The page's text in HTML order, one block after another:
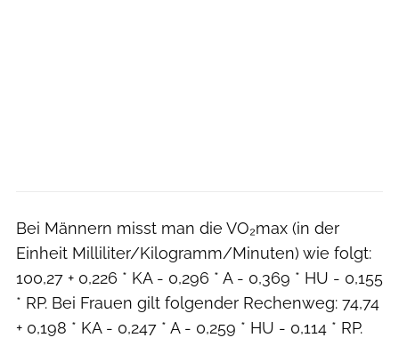
Bei Männern misst man die VO₂max (in der
Einheit Milliliter/Kilogramm/Minuten) wie folgt:
100,27 + 0,226 * KA - 0,296 * A - 0,369 * HU - 0,155
* RP. Bei Frauen gilt folgender Rechenweg: 74,74
+ 0,198 * KA - 0,247 * A - 0,259 * HU - 0,114 * RP.